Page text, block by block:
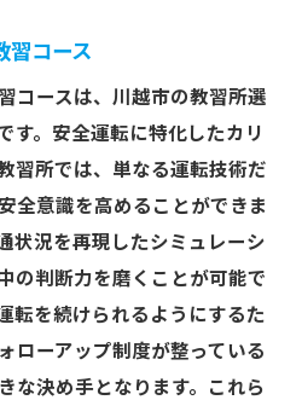
習コース
コースは、川越市の教習所選
す。安全運転に特化したカリ
習所では、単なる運転技術だ
全意識を高めることができま
状況を再現したシミュレーシ
の判断力を磨くことが可能で
転を続けられるようにするた
ローアップ制度が整っている
な決め手となります。これら